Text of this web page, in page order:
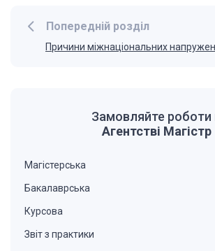
Попередній розділ
Причини міжнаціональних
Замовляйте роботи
Агентстві Магістр
Магістерська
Бакалаврська
Курсова
Звіт з практики